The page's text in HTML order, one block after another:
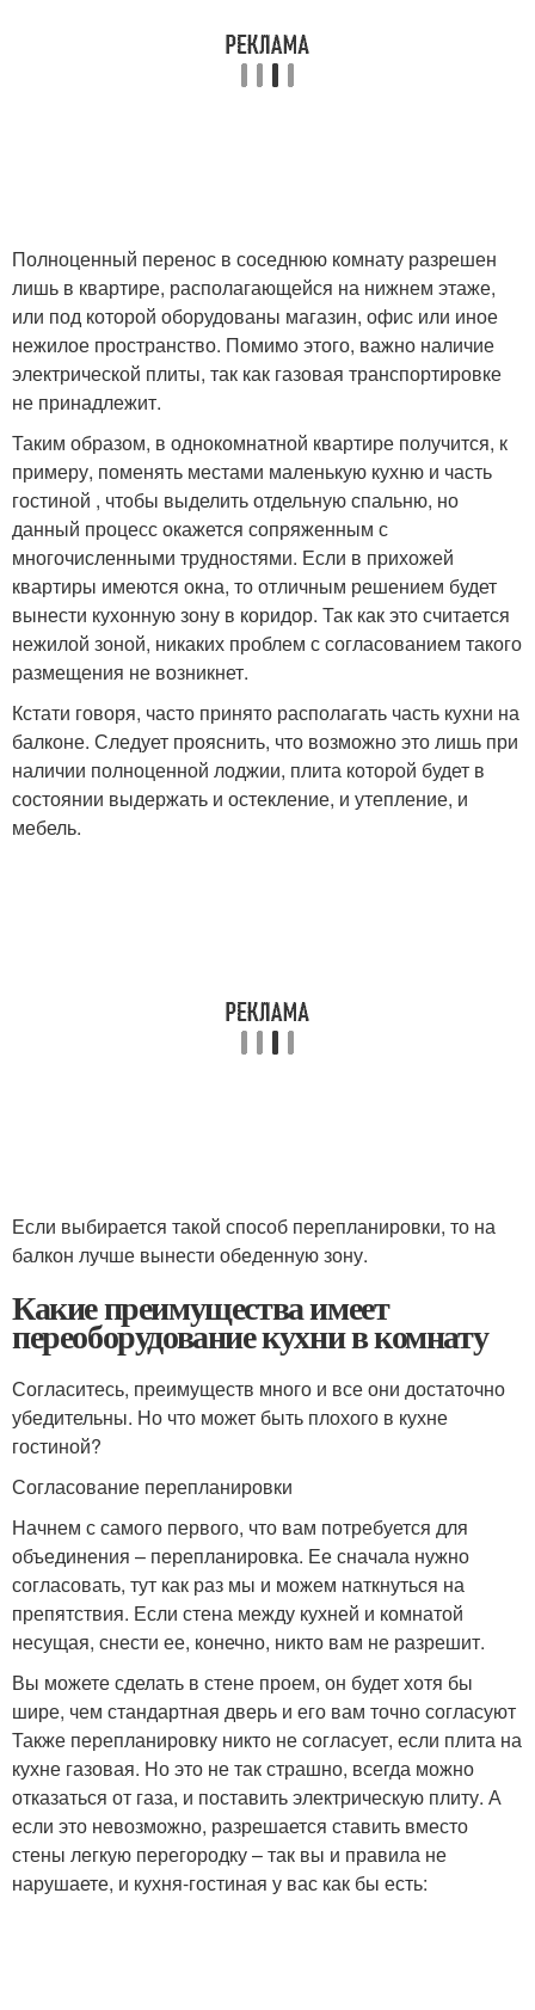
Полноценный перенос в соседнюю комнату разрешен
лишь в квартире, располагающейся на нижнем этаже,
или под которой оборудованы магазин, офис или иное
нежилое пространство. Помимо этого, важно наличие
электрической плиты, так как газовая транспортировке
не принадлежит.
Таким образом, в однокомнатной квартире получится, к
примеру, поменять местами маленькую кухню и часть
гостиной , чтобы выделить отдельную спальню, но
данный процесс окажется сопряженным с
многочисленными трудностями. Если в прихожей
квартиры имеются окна, то отличным решением будет
вынести кухонную зону в коридор. Так как это считается
нежилой зоной, никаких проблем с согласованием такого
размещения не возникнет.
Кстати говоря, часто принято располагать часть кухни на
балконе. Следует прояснить, что возможно это лишь при
наличии полноценной лоджии, плита которой будет в
состоянии выдержать и остекление, и утепление, и
мебель.
Если выбирается такой способ перепланировки, то на
балкон лучше вынести обеденную зону.
Какие преимущества имеет
переоборудование кухни в комнату
Согласитесь, преимуществ много и все они достаточно
убедительны. Но что может быть плохого в кухне
гостиной?
Согласование перепланировки
Начнем с самого первого, что вам потребуется для
объединения – перепланировка. Ее сначала нужно
согласовать, тут как раз мы и можем наткнуться на
препятствия. Если стена между кухней и комнатой
несущая, снести ее, конечно, никто вам не разрешит.
Вы можете сделать в стене проем, он будет хотя бы
шире, чем стандартная дверь и его вам точно согласуют
Также перепланировку никто не согласует, если плита на
кухне газовая. Но это не так страшно, всегда можно
отказаться от газа, и поставить электрическую плиту. А
если это невозможно, разрешается ставить вместо
стены легкую перегородку – так вы и правила не
нарушаете, и кухня-гостиная у вас как бы есть: